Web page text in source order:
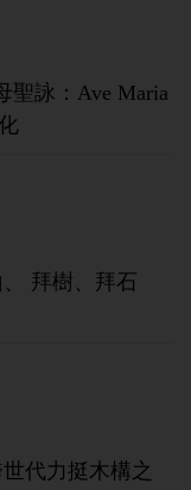
詠：Ave Maria
拜樹、拜石
代力挺木構之